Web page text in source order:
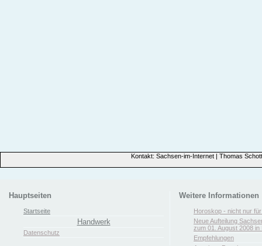
Kontakt: Sachsen-im-Internet | Thomas
Hauptseiten
Startseite
Handwerk
Datenschutz
Weitere Informationen
Horoskop - nicht nur
Neue Aufteilung
zum 01. August 2008 in
Empfehlungen